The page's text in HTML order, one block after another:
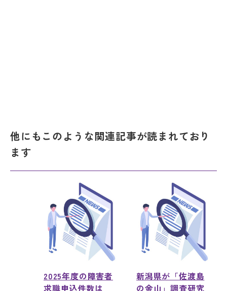
他にもこのような関連記事が読まれており
ます
2025年度の障害者
求職申込件数は
新潟県が「佐渡島
の金山」調査研究